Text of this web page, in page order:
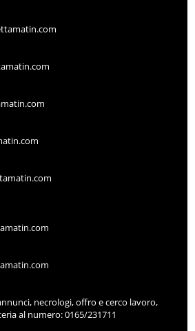
necrologi, offro e cerco lavoro,
al numero: 0165/231711